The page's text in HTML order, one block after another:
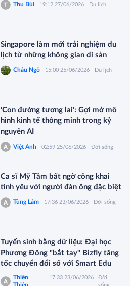
Thu Bùi 19:12 27/06/2026 Du lịch
Singapore làm mới trải nghiệm du
lịch từ những không gian di sản
Châu Ngô 15:00 25/06/2026 Du lịch
'Con đường tương lai': Gợi mở mô
hình kinh tế thông minh trong kỷ
nguyên AI
Việt Anh 02:59 25/06/2026 Đời sống
Ca sĩ Mỹ Tâm bất ngờ công khai
tình yêu với người đàn ông đặc biệt
Tùng Lâm 17:36 23/06/2026 Đời sống
Tuyển sinh bằng dữ liệu: Đại học
Phương Đông "bắt tay" Bizfly tăng
tốc chuyển đổi số với Smart Edu
Thiên
17:33 23/06/2026
Đời